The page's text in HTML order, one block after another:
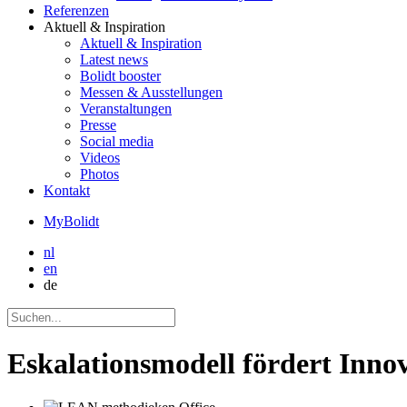
Referenzen
Aktuell & Inspiration
Aktuell & Inspiration
Latest news
Bolidt booster
Messen & Ausstellungen
Veranstaltungen
Presse
Social media
Videos
Photos
Kontakt
MyBolidt
nl
en
de
Eskalationsmodell fördert